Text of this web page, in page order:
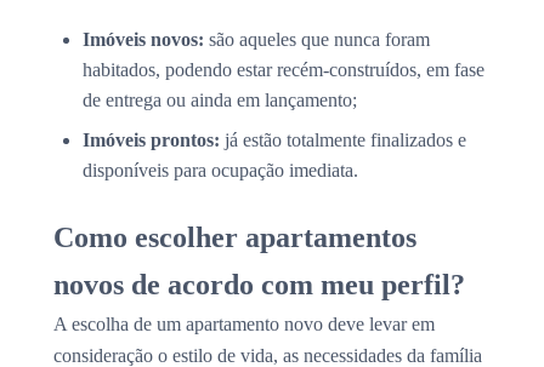
Imóveis novos: são aqueles que nunca foram
habitados, podendo estar recém-construídos, em fase
de entrega ou ainda em lançamento;
Imóveis prontos: já estão totalmente finalizados e
disponíveis para ocupação imediata.
Como escolher apartamentos
novos de acordo com meu perfil?
A escolha de um apartamento novo deve levar em
consideração o estilo de vida, as necessidades da família